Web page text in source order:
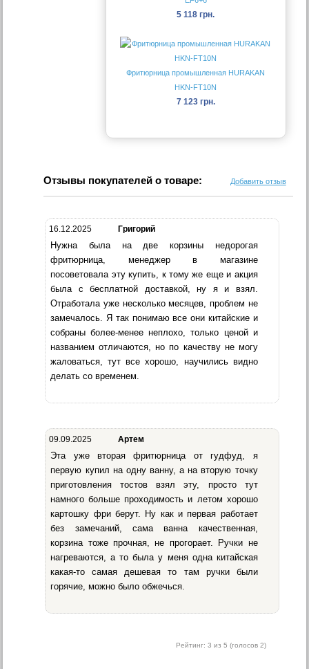
5 118 грн.
Фритюрница промышленная HURAKAN
HKN-FT10N
7 123 грн.
Отзывы покупателей о товаре: Добавить отзыв
16.12.2025 Григорий
Нужна была на две корзины недорогая
фритюрница, менеджер в магазине
посоветовала эту купить, к тому же еще и акция
была с бесплатной доставкой, ну я и взял.
Отработала уже несколько месяцев, проблем не
замечалось. Я так понимаю все они китайские и
собраны более-менее неплохо, только ценой и
названием отличаются, но по качеству не могу
жаловаться, тут все хорошо, научились видно
делать со временем.
09.09.2025 Артем
Эта уже вторая фритюрница от гудфуд, я
первую купил на одну ванну, а на вторую точку
приготовления тостов взял эту, просто тут
намного больше проходимость и летом хорошо
картошку фри берут. Ну как и первая работает
без замечаний, сама ванна качественная,
корзина тоже прочная, не прогорает. Ручки не
нагреваются, а то была у меня одна китайская
какая-то самая дешевая то там ручки были
горячие, можно было обжечься.
Рейтинг: 3 из 5 (голосов 2)